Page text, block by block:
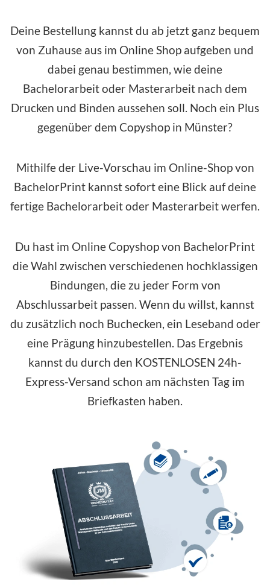
Deine Bestellung kannst du ab jetzt ganz bequem
von Zuhause aus im Online Shop aufgeben und
dabei genau bestimmen, wie deine
Bachelorarbeit oder Masterarbeit nach dem
Drucken und Binden aussehen soll. Noch ein Plus
gegenüber dem Copyshop in Münster?
Mithilfe der Live-Vorschau im Online-Shop von
BachelorPrint kannst sofort eine Blick auf deine
fertige Bachelorarbeit oder Masterarbeit werfen.
Du hast im Online Copyshop von BachelorPrint
die Wahl zwischen verschiedenen hochklassigen
Bindungen, die zu jeder Form von
Abschlussarbeit passen. Wenn du willst, kannst
du zusätzlich noch Buchecken, ein Leseband oder
eine Prägung hinzubestellen. Das Ergebnis
kannst du durch den KOSTENLOSEN 24h-
Express-Versand schon am nächsten Tag im
Briefkasten haben.